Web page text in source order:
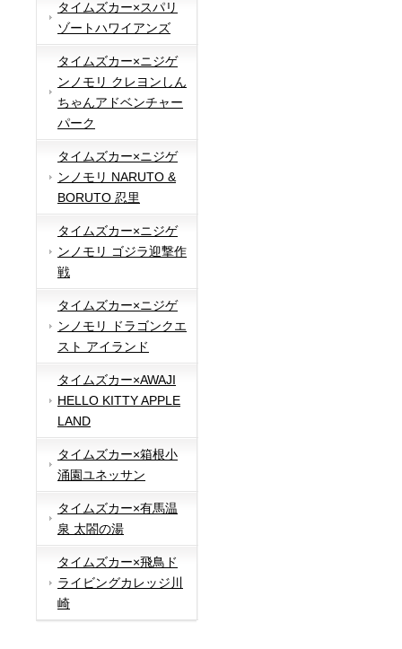
タイムズカー×スパリ
ゾートハワイアンズ
タイムズカー×ニジゲ
ンノモリ クレヨンしん
ちゃんアドベンチャー
パーク
タイムズカー×ニジゲ
ンノモリ NARUTO &
BORUTO 忍里
タイムズカー×ニジゲ
ンノモリ ゴジラ迎撃作
戦
タイムズカー×ニジゲ
ンノモリ ドラゴンクエ
スト アイランド
タイムズカー×AWAJI
HELLO KITTY APPLE
LAND
タイムズカー×箱根小
涌園ユネッサン
タイムズカー×有馬温
泉 太閤の湯
タイムズカー×飛鳥ド
ライビングカレッジ川
崎